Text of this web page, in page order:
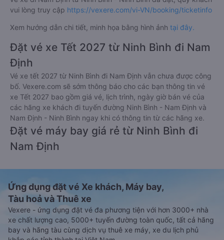
thông tin hành khách khi đặt mua vé xe đi Nam Định từ Ninh
Bình - Ninh Bình
Bước 5: Chọn hình thức thanh toán vé phù hợp và tiến hành
Việc đặt mua và thanh toán vé xe khách đi Nam Định từ Ninh
Bình - Ninh Bình cũng vô cùng đơn giản, tiện lợi khi
Vexere.comhỗ trợ đến 06 hình thức thanh toán khác nhau
bao gồm:
Thanh toán bằng tiền mặt tại các cửa hàng tiện lợi và
siêu thị gần nhà.
Thanh toán bằng thẻ thanh toán quốc tế (Visa, Master
Card, JCB).
Thanh toán bằng thẻ ATM đã đăng ký thanh toán trực
thông qua các ví Momo, ZaloPay, AirPay, VNPay,…
Sau khi thanh toán vé xe khách Ninh Bình - Ninh Bình Nam
Định thành công, Vexere sẽ gửi tin nhắn/email xác nhận thành
công đến số điện thoại/email mà quý khách đã đăng ký. Đến
ngày đi, quý khách vui lòng có mặt tại điểm đón trước 30